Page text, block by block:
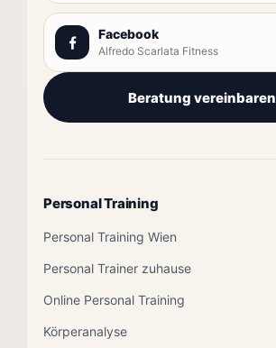
Facebook
Alfredo Scarlata Fitness
Beratung vereinbaren
Personal Training
Personal Training Wien
Personal Trainer zuhause
Online Personal Training
Körperanalyse